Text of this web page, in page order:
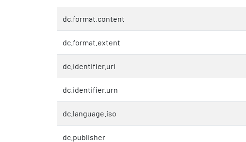
dc.format.content
dc.format.extent
dc.identifier.uri
dc.identifier.urn
dc.language.iso
dc.publisher